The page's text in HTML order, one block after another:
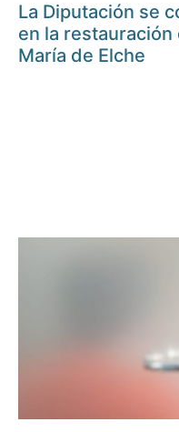
La Diputación se
en la restauración
María de Elche